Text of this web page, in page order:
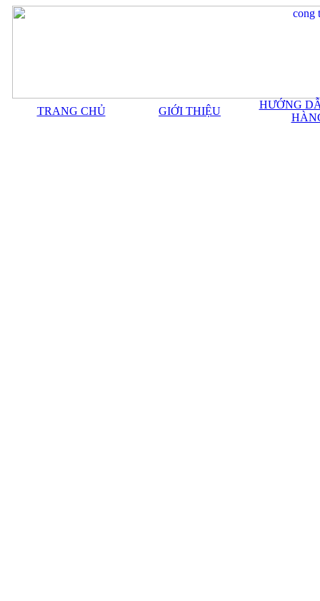
TRANG CHỦ GIỚI THIỆU
HƯỚNG